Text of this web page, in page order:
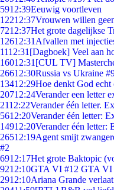
5912:39Eeuwig voortleven
12212:37Vrouwen willen
7212:37Het grote dagelijkse
12612:31 Afvallen met
1112:31 [Dagboek] Veel aan
16012:31 [CUL TV]
26612:30Russia vs Ukraine
13412:29Hoe denkt God echt
20712:24Verander een letter
2112:22Verander één letter.
5612:20Verander één letter:
14912:20Verander één letter:
26512:19Agent smijt
#2
6912:17Het grote Baktopic
9212:10GTA VI #12 GTA VI
2912:10Ariana Grande